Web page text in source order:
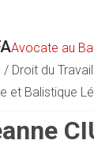
Avocate au
Droit du
et Balistique